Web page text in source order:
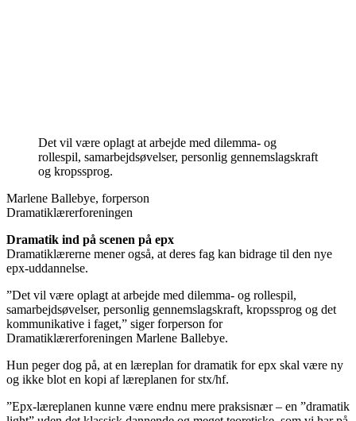
Det vil være oplagt at arbejde med dilemma- og
rollespil, samarbejdsøvelser, personlig gennemslagskraft
og kropssprog.
Marlene Ballebye, forperson
Dramatiklærerforeningen
Dramatik ind på scenen på epx
Dramatiklærerne mener også, at deres fag kan bidrage til den nye
epx-uddannelse.
”Det vil være oplagt at arbejde med dilemma- og rollespil,
samarbejdsøvelser, personlig gennemslagskraft, kropssprog og det
kommunikative i faget,” siger forperson for
Dramatiklærerforeningen Marlene Ballebye.
Hun peger dog på, at en læreplan for dramatik for epx skal være ny
og ikke blot en kopi af læreplanen for stx/hf.
”Epx-læreplanen kunne være endnu mere praksisnær – en ”dramatik